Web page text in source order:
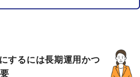
するには長期運用かつ